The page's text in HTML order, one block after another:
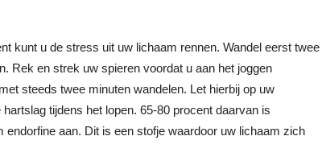
kunt u de stress uit uw lichaam rennen. Wandel eerst twee
Rek en strek uw spieren voordat u aan het joggen
steeds twee minuten wandelen. Let hierbij op uw
tijdens het lopen. 65-80 procent daarvan is
aan. Dit is een stofje waardoor uw lichaam zich